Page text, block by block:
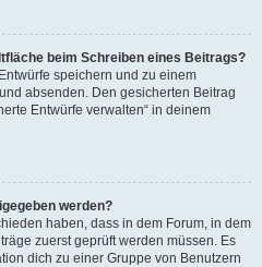
beim Schreiben eines Beitrags?
speichern und zu einem
absenden. Den gesicherten Beitrag
Entwürfe verwalten“ in deinem
werden?
haben, dass in dem Forum, in dem
zuerst geprüft werden müssen. Es
dich zu einer Gruppe von Benutzern